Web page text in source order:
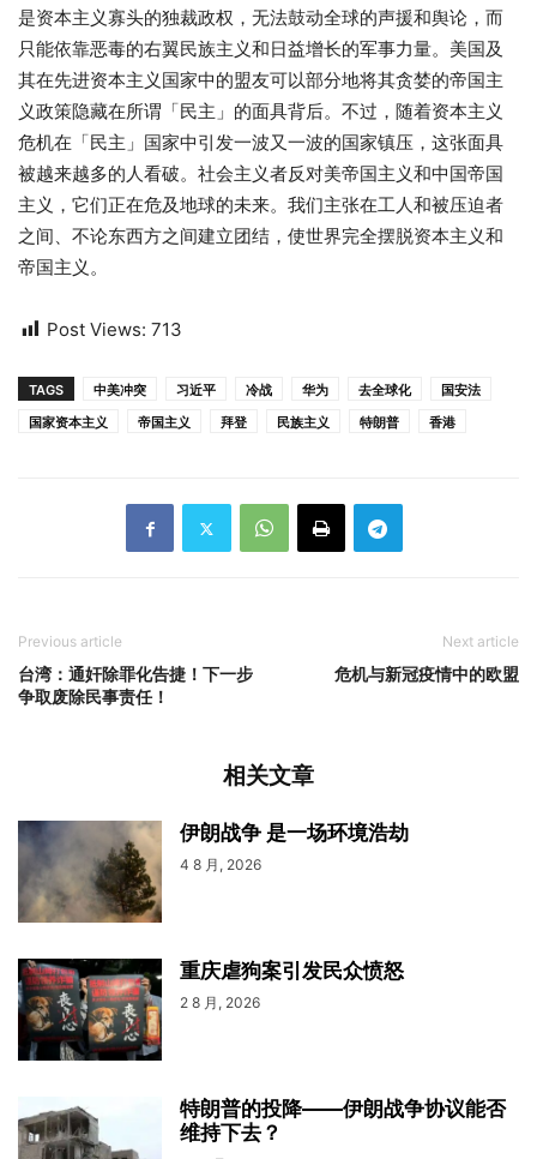
是资本主义寡头的独裁政权，无法鼓动全球的声援和舆论，而
只能依靠恶毒的右翼民族主义和日益增长的军事力量。美国及
其在先进资本主义国家中的盟友可以部分地将其贪婪的帝国主
义政策隐藏在所谓「民主」的面具背后。不过，随着资本主义
危机在「民主」国家中引发一波又一波的国家镇压，这张面具
被越来越多的人看破。社会主义者反对美帝国主义和中国帝国
主义，它们正在危及地球的未来。我们主张在工人和被压迫者
之间、不论东西方之间建立团结，使世界完全摆脱资本主义和
帝国主义。
Post Views: 713
TAGS 中美冲突 习近平 冷战 华为 去全球化
国安法
国家资本主义
帝国主义 拜登 民族主义 特朗普 香港
Previous article
台湾：通奸除罪化告捷！下一步
争取废除民事责任！
Next article
危机与新冠疫情中的欧盟
相关文章
伊朗战争 是一场环境浩劫
4 8 月, 2026
重庆虐狗案引发民众愤怒
2 8 月, 2026
特朗普的投降——伊朗战争协议能否
维持下去？